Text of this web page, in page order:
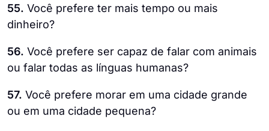
55. Você prefere ter mais tempo ou mais
dinheiro?
56. Você prefere ser capaz de falar com animais
ou falar todas as línguas humanas?
57. Você prefere morar em uma cidade grande
ou em uma cidade pequena?